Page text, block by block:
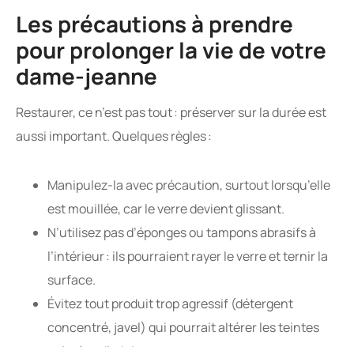
Les précautions à prendre
pour prolonger la vie de votre
dame-jeanne
Restaurer, ce n’est pas tout : préserver sur la durée est
aussi important. Quelques règles :
Manipulez-la avec précaution, surtout lorsqu’elle
est mouillée, car le verre devient glissant.
N’utilisez pas d’éponges ou tampons abrasifs à
l’intérieur : ils pourraient rayer le verre et ternir la
surface.
Évitez tout produit trop agressif (détergent
concentré, javel) qui pourrait altérer les teintes